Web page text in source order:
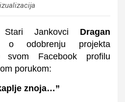
Stari Jankovci Dragan
odobrenju projekta
Facebook profilu
porukom:
znoja…”